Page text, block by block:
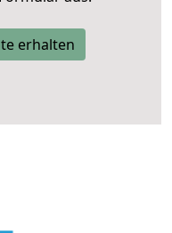
erhalten